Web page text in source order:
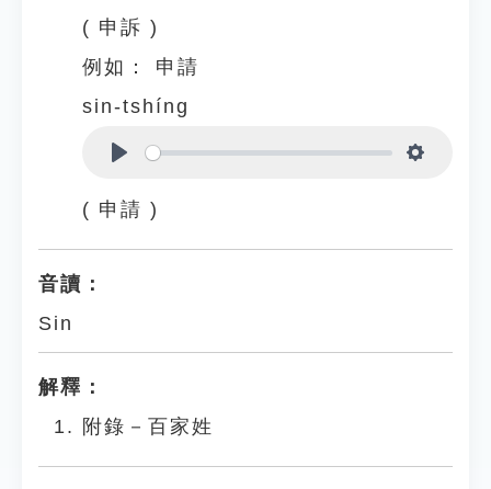
( 申訴 )
例如：
申請
sin-tshíng
( 申請 )
音讀：
Sin
解釋：
附錄－百家姓